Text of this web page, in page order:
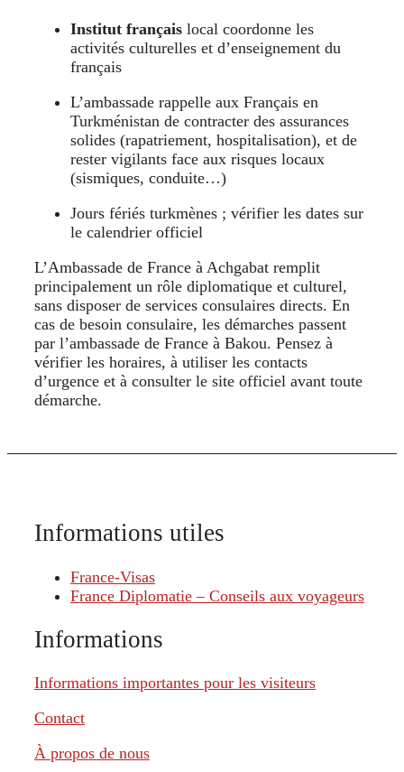
Institut français local coordonne les
activités culturelles et d’enseignement du
français
L’ambassade rappelle aux Français en
Turkménistan de contracter des assurances
solides (rapatriement, hospitalisation), et de
rester vigilants face aux risques locaux
(sismiques, conduite…)
Jours fériés turkmènes ; vérifier les dates sur
le calendrier officiel
L’Ambassade de France à Achgabat remplit
principalement un rôle diplomatique et culturel,
sans disposer de services consulaires directs. En
cas de besoin consulaire, les démarches passent
par l’ambassade de France à Bakou. Pensez à
vérifier les horaires, à utiliser les contacts
d’urgence et à consulter le site officiel avant toute
démarche.
Informations utiles
France-Visas
France Diplomatie – Conseils aux voyageurs
Informations
Informations importantes pour les visiteurs
Contact
À propos de nous